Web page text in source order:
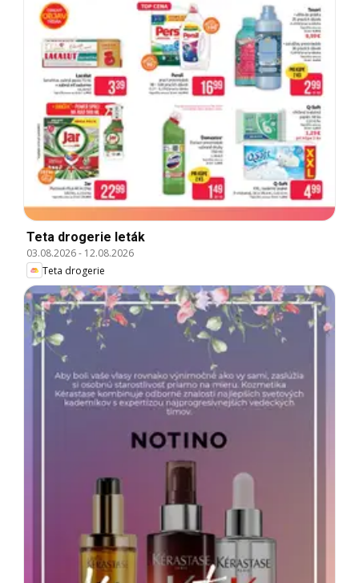
Teta drogerie leták
03.08.2026- 12.08.2026
Teta drogerie